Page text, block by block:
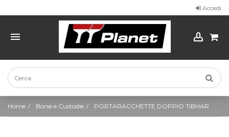
Accedi
Home Borse e Custodie PORTARACCHETTE DOPPIO TIBHAR